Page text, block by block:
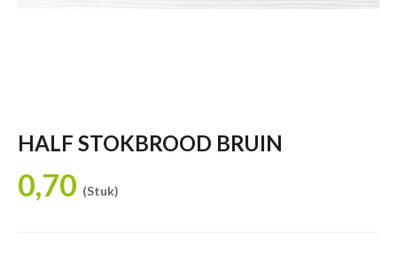
HALF STOKBROOD BRUIN
0,70 (Stuk)